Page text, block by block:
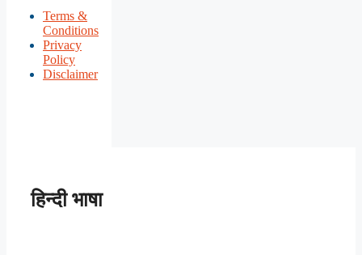
Terms &
Conditions
Privacy
Policy
Disclaimer
हिन्दी भाषा